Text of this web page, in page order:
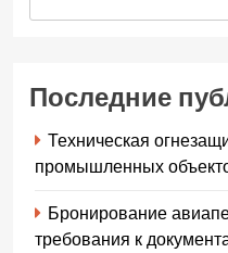
Последние
Техническая
промышленных
Бронирование
требования к